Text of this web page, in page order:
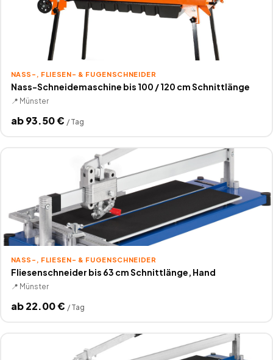
NASS-, FLIESEN- & FUGENSCHNEIDER
Nass-Schneidemaschine bis 100 / 120 cm Schnittlänge
📍 Münster
ab93.50€ / Tag
NASS-, FLIESEN- & FUGENSCHNEIDER
Fliesenschneider bis 63 cm Schnittlänge, Hand
📍 Münster
ab22.00€ / Tag